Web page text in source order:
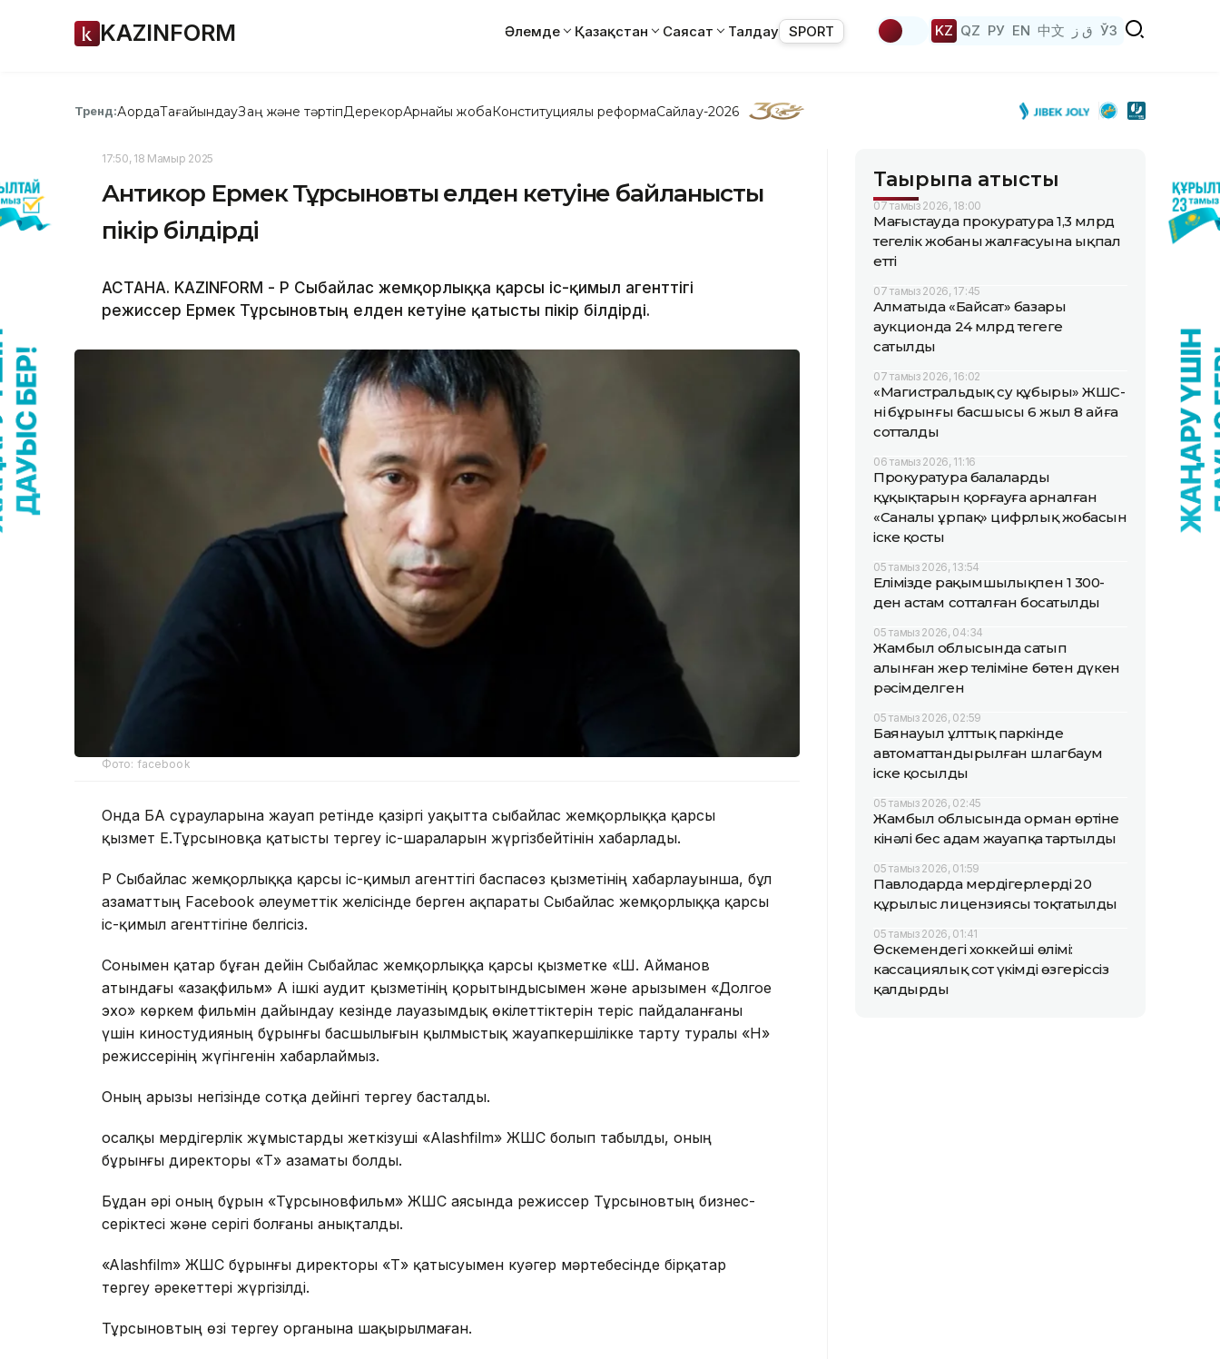
KAZINFORM Әлемде Қазақстан Саясат Талдау SPORT KZ QZ РУ EN 中文 ق ز ЎЗ
Тренд:АқордаТағайындауЗаң және тәртіпДерекқорАрнайы жобаКонституциялық реформаСайлау-2026
17:50, 18 Мамыр 2025
Антикор Ермек Тұрсыновтың елден кетуіне байланысты
пікір білдірді
АСТАНА. KAZINFORM - ҚР Сыбайлас жемқорлыққа қарсы іс-қимыл агенттігі
режиссер Ермек Тұрсыновтың елден кетуіне қатысты пікір білдірді.
Фото: facebook
Онда БАҚ сұрауларына жауап ретінде қазіргі уақытта сыбайлас жемқорлыққа қарсы
қызмет Е.Тұрсыновқа қатысты тергеу іс-шараларын жүргізбейтінін хабарлады.
ҚР Сыбайлас жемқорлыққа қарсы іс-қимыл агенттігі баспасөз қызметінің хабарлауынша, бұл
азаматтың Facebook әлеуметтік желісінде берген ақпараты Сыбайлас жемқорлыққа қарсы
іс-қимыл агенттігіне белгісіз.
Сонымен қатар бұған дейін Сыбайлас жемқорлыққа қарсы қызметке «Ш. Айманов
атындағы «Қазақфильм» АҚ ішкі аудит қызметінің қорытындысымен және арызымен «Долгое
эхо» көркем фильмін дайындау кезінде лауазымдық өкілеттіктерін теріс пайдаланғаны
үшін киностудияның бұрынғы басшылығын қылмыстық жауапкершілікке тарту туралы «Н»
режиссерінің жүгінгенін хабарлаймыз.
Оның арызы негізінде сотқа дейінгі тергеу басталды.
Қосалқы мердігерлік жұмыстарды жеткізуші «Alashfilm» ЖШС болып табылды, оның
бұрынғы директоры «Т» азаматы болды.
Бұдан әрі оның бұрын «Тұрсыновфильм» ЖШС аясында режиссер Тұрсыновтың бизнес-
серіктесі және серігі болғаны анықталды.
«Alashfilm» ЖШС бұрынғы директоры «Т» қатысуымен куәгер мәртебесінде бірқатар
тергеу әрекеттері жүргізілді.
Тұрсыновтың өзі тергеу органына шақырылмаған.
Тақырыпқа қатысты
07 тамыз 2026, 18:00
Маңғыстауда прокуратура 1,3 млрд
теңгелік жобаның жалғасуына ықпал
етті
07 тамыз 2026, 17:45
Алматыда «Байсат» базары
аукционда 24 млрд теңгеге
сатылды
07 тамыз 2026, 16:02
«Магистральдық су құбыры» ЖШС-
нің бұрынғы басшысы 6 жыл 8 айға
сотталды
06 тамыз 2026, 11:16
Прокуратура балалардың
құқықтарын қорғауға арналған
«Саналы ұрпақ» цифрлық жобасын
іске қосты
05 тамыз 2026, 13:54
Елімізде рақымшылықпен 1 300-
ден астам сотталған босатылды
05 тамыз 2026, 04:34
Жамбыл облысында сатып
алынған жер теліміне бөтен дүкен
рәсімделген
05 тамыз 2026, 02:59
Баянауыл ұлттық паркінде
автоматтандырылған шлагбаум
іске қосылды
05 тамыз 2026, 02:45
Жамбыл облысында орман өртіне
кінәлі бес адам жауапқа тартылды
05 тамыз 2026, 01:59
Павлодарда мердігерлердің 20
құрылыс лицензиясы тоқтатылды
05 тамыз 2026, 01:41
Өскемендегі хоккейші өлімі:
кассациялық сот үкімді өзгеріссіз
қалдырды